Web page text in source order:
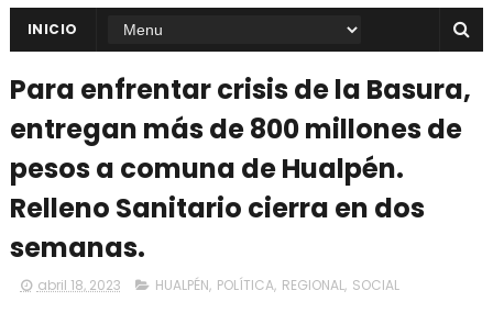
INICIO
Para enfrentar crisis de la Basura,
entregan más de 800 millones de
pesos a comuna de Hualpén.
Relleno Sanitario cierra en dos
semanas.
abril 18, 2023 HUALPÉN, POLÍTICA, REGIONAL, SOCIAL